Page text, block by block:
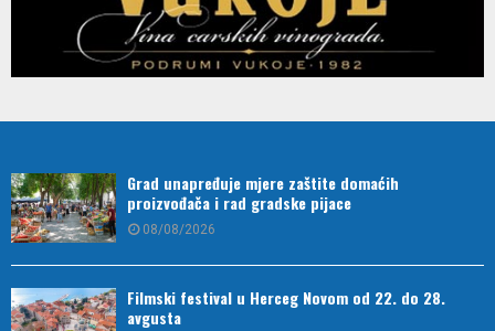
Grad unapređuje mjere zaštite domaćih
proizvođača i rad gradske pijace
08/08/2026
Filmski festival u Herceg Novom od 22. do 28.
avgusta